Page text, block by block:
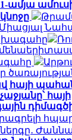
ամյա
հայի
հայի